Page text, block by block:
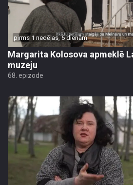
pirms 1 nedēļas, 6 dienām
Margarita Kolosova apmeklē
muzeju
68. epizode